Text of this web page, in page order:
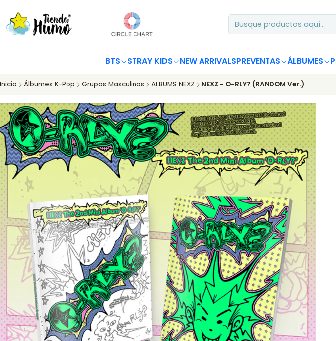
BTS STRAY KIDS NEW ARRIVALSPREVENTAS ÁLBUMES
Inicio Álbumes K-Pop Grupos Masculinos ALBUMS NEXZ NEXZ - O-RLY? (RANDOM Ver.)